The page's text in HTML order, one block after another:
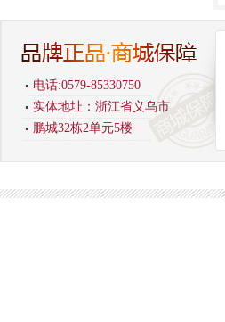
电话:0579-85330750
实体地址：浙江省义乌市
鹏城32栋2单元5楼